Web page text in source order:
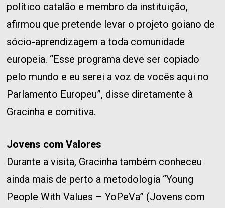
político catalão e membro da instituição,
afirmou que pretende levar o projeto goiano de
sócio-aprendizagem a toda comunidade
europeia. “Esse programa deve ser copiado
pelo mundo e eu serei a voz de vocês aqui no
Parlamento Europeu”, disse diretamente à
Gracinha e comitiva.
Jovens com Valores
Durante a visita, Gracinha também conheceu
ainda mais de perto a metodologia “Young
People With Values – YoPeVa” (Jovens com